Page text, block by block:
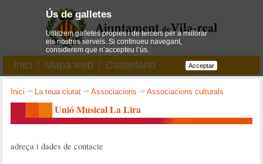
Inici Mapa web Castellano
Inici -> La teua ciutat ->Associacions ->Associacions culturals
Unió Musical La Lira
adreça i dades de contacte
Ús de galletes
Utilitzem galletes pròpies i de tercers per a millorar
els nostres serveis. Si continueu navegant,
considerem que n’accepteu l’ús.
Acceptar